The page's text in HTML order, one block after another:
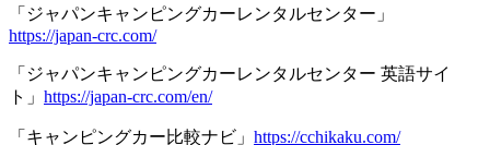
「ジャパンキャンピングカーレンタルセンター」
https://japan-crc.com/
「ジャパンキャンピングカーレンタルセンター 英語サイ
ト」 https://japan-crc.com/en/
「キャンピングカー比較ナビ」 https://cchikaku.com/